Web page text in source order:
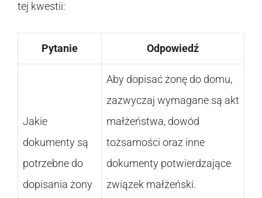
tej kwestii:
Pytanie Odpowiedź
Jakie
dokumenty są
potrzebne do
dopisania żony
Aby dopisać żonę do domu,
zazwyczaj wymagane są akt
małżeństwa, dowód
tożsamości oraz inne
dokumenty potwierdzające
związek małżeński.